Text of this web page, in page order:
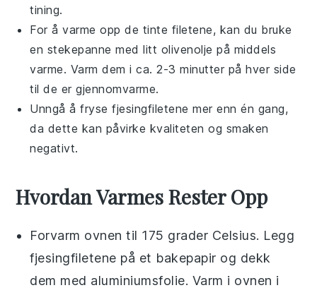
tining.
For å varme opp de tinte filetene, kan du bruke
en stekepanne med litt olivenolje på middels
varme. Varm dem i ca. 2-3 minutter på hver side
til de er gjennomvarme.
Unngå å frysefjesingfiletene mer enn én gang,
da dette kan påvirke kvaliteten og smaken
negativt.
Hvordan Varmes Rester Opp
Forvarm ovnen til 175 grader Celsius. Legg
fjesingfiletene på et bakepapir og dekk
dem med aluminiumsfolie. Varm i ovnen i